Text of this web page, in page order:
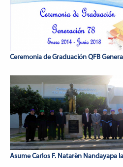
Ceremonia de Graduación QFB
Asume Carlos F. Natarén Nandayapa